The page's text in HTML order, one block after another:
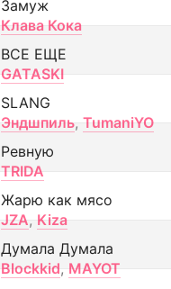
Замуж
Клава Кока
ВСЕ ЕЩЕ
GATASKI
SLANG
Эндшпиль, TumaniYO
Ревную
TRIDA
Жарю как мясо
JZA, Kiza
Думала Думала
Blockkid, MAYOT